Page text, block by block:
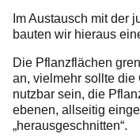
Im Austausch mit der
bauten wir hieraus
Die Pflanzflächen
an, vielmehr sollte die
nutzbar sein, die
ebenen, allseitig
„herausgeschnitten“.